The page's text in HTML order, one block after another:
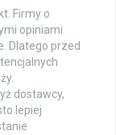
Firmy o
opiniami
Dlatego przed
dostawcy,
lepiej